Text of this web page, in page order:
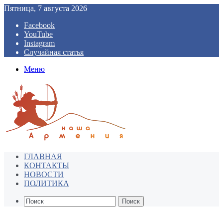
Пятница, 7 августа 2026
Facebook
YouTube
Instagram
Случайная статья
Меню
ГЛАВНАЯ
КОНТАКТЫ
НОВОСТИ
ПОЛИТИКА
Поиск